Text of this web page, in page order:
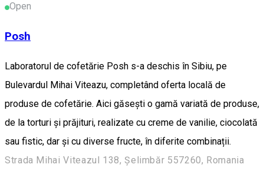
Open
Posh
Laboratorul de cofetărie Posh s-a deschis în Sibiu, pe
Bulevardul Mihai Viteazu, completând oferta locală de
produse de cofetărie. Aici găsești o gamă variată de produse,
de la torturi și prăjituri, realizate cu creme de vanilie, ciocolată
sau fistic, dar și cu diverse fructe, în diferite combinații.
Strada Mihai Viteazul 138, Șelimbăr 557260, Romania